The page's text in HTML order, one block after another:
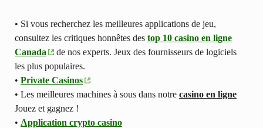
• Si vous recherchez les meilleures applications de jeu,
consultez les critiques honnêtes des top 10 casino en ligne
Canada
de nos experts. Jeux des fournisseurs de logiciels
les plus populaires.
• Private Casinos
• Les meilleures machines à sous dans notre casino en ligne
Jouez et gagnez !
• Application crypto casino